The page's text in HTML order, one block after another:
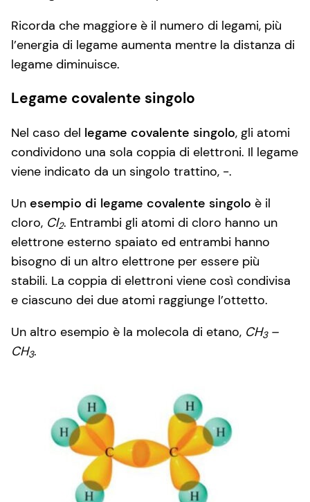
Ricorda che maggiore è il numero di legami, più
l’energia di legame aumenta mentre la distanza di
legame diminuisce.
Legame covalente singolo
Nel caso del legame covalente singolo, gli atomi
condividono una sola coppia di elettroni. Il legame
viene indicato da un singolo trattino, -.
Un esempio di legame covalente singolo è il
cloro, Cl2. Entrambi gli atomi di cloro hanno un
elettrone esterno spaiato ed entrambi hanno
bisogno di un altro elettrone per essere più
stabili. La coppia di elettroni viene così condivisa
e ciascuno dei due atomi raggiunge l’ottetto.
Un altro esempio è la molecola di etano, CH3 –
CH3.